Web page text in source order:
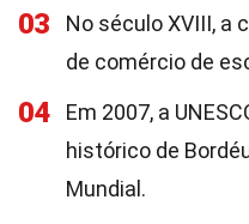
03
No século XVIII, a
de comércio de
04
Em 2007, a
histórico de
Mundial.